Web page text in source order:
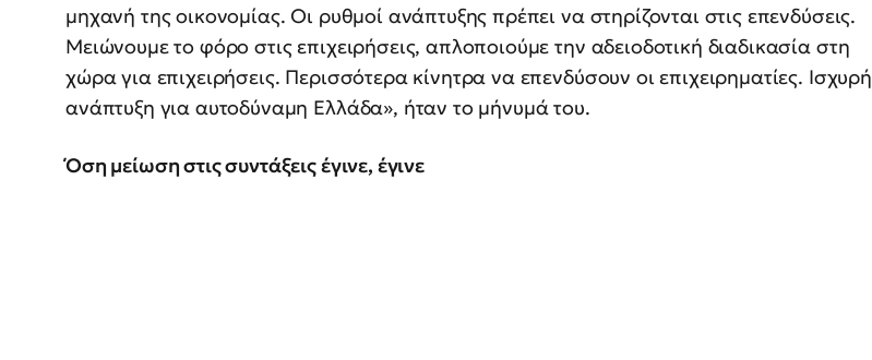
μηχανή της οικονομίας. Οι ρυθμοί ανάπτυξης πρέπει να στηρίζονται στις επενδύσεις.
Μειώνουμε το φόρο στις επιχειρήσεις, απλοποιούμε την αδειοδοτική διαδικασία στη
χώρα για επιχειρήσεις. Περισσότερα κίνητρα να επενδύσουν οι επιχειρηματίες. Ισχυρή
ανάπτυξη για αυτοδύναμη Ελλάδα», ήταν το μήνυμά του.
Όση μείωση στις συντάξεις έγινε, έγινε